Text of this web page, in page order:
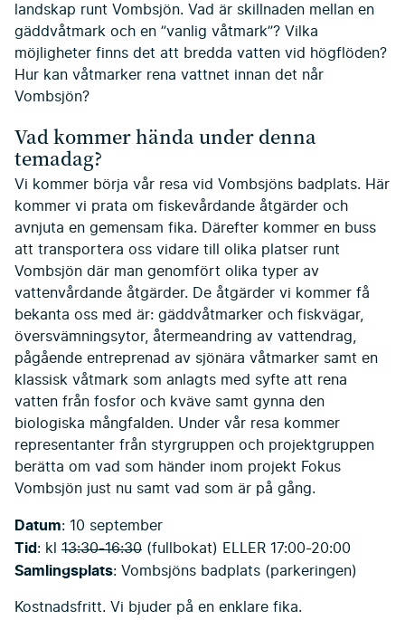
landskap runt Vombsjön. Vad är skillnaden mellan en
gäddvåtmark och en ”vanlig våtmark”? Vilka
möjligheter finns det att bredda vatten vid högflöden?
Hur kan våtmarker rena vattnet innan det når
Vombsjön?
Vad kommer hända under denna
temadag?
Vi kommer börja vår resa vid Vombsjöns badplats. Här
kommer vi prata om fiskevårdande åtgärder och
avnjuta en gemensam fika. Därefter kommer en buss
att transportera oss vidare till olika platser runt
Vombsjön där man genomfört olika typer av
vattenvårdande åtgärder. De åtgärder vi kommer få
bekanta oss med är: gäddvåtmarker och fiskvägar,
översvämningsytor, återmeandring av vattendrag,
pågående entreprenad av sjönära våtmarker samt en
klassisk våtmark som anlagts med syfte att rena
vatten från fosfor och kväve samt gynna den
biologiska mångfalden. Under vår resa kommer
representanter från styrgruppen och projektgruppen
berätta om vad som händer inom projekt Fokus
Vombsjön just nu samt vad som är på gång.
Datum: 10 september
Tid: kl 13:30-16:30 (fullbokat) ELLER 17:00-20:00
Samlingsplats: Vombsjöns badplats (parkeringen)
Kostnadsfritt. Vi bjuder på en enklare fika.